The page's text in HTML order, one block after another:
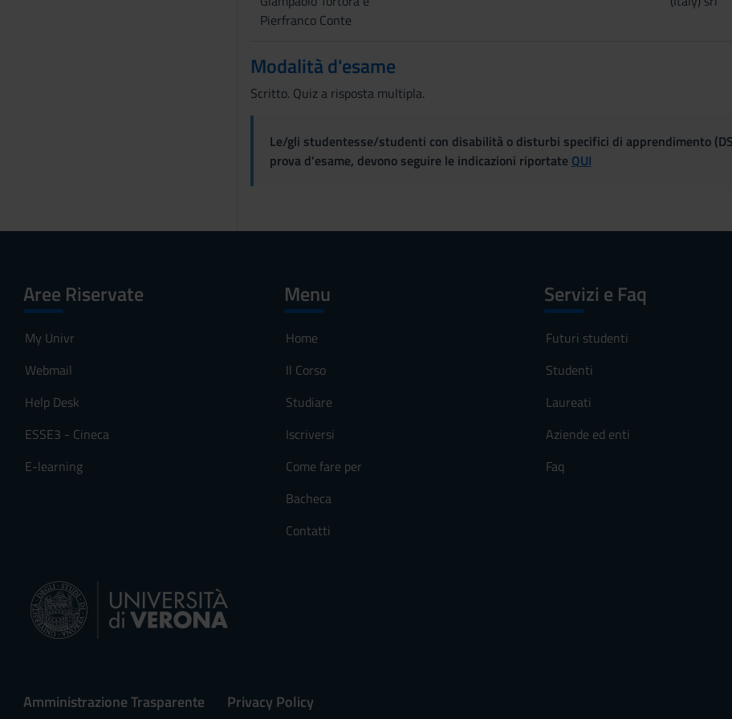
Pierfranco Conte
Modalità d'esame
Scritto. Quiz a risposta multipla.
Le/gli studentesse/studenti con disabilità o disturbi specifici di apprendimento
prova d'esame, devono seguire le indicazioni riportate QUI
Aree Riservate
My Univr
Webmail
Help Desk
ESSE3 - Cineca
E-learning
Menu
Home
Il Corso
Studiare
Iscriversi
Come fare per
Bacheca
Contatti
Servizi e Faq
Futuri studenti
Studenti
Laureati
Aziende ed enti
Faq
Amministrazione Trasparente Privacy Policy